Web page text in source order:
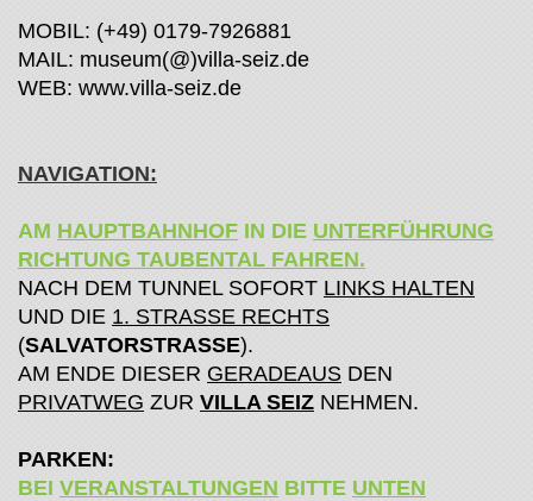
MOBIL: (+49) 0179-7926881
MAIL: museum(@)villa-seiz.de
WEB: www.villa-seiz.de
NAVIGATION:
AM HAUPTBAHNHOF IN DIE UNTERFÜHRUNG
RICHTUNG TAUBENTAL FAHREN.
NACH DEM TUNNEL SOFORT LINKS HALTEN
UND DIE 1. STRASSE RECHTS
(SALVATORSTRASSE).
AM ENDE DIESER GERADEAUS DEN
PRIVATWEG ZUR VILLA SEIZ NEHMEN.
PARKEN:
BEI VERANSTALTUNGEN BITTE UNTEN